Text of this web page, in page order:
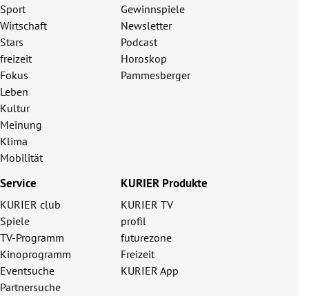
Sport
Wirtschaft
Stars
freizeit
Fokus
Leben
Kultur
Meinung
Klima
Mobilität
Gewinnspiele
Newsletter
Podcast
Horoskop
Pammesberger
Service
KURIER club
Spiele
TV-Programm
Kinoprogramm
Eventsuche
Partnersuche
KURIER Produkte
KURIER TV
profil
futurezone
Freizeit
KURIER App